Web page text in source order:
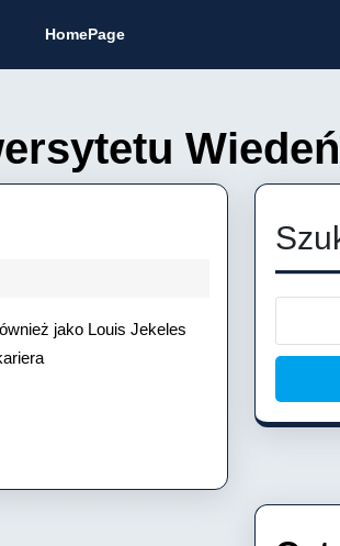
HomePage
jako Louis Jekeles